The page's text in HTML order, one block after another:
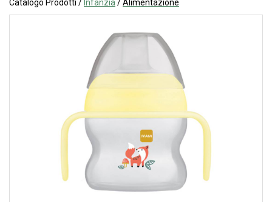
Catalogo Prodotti / Infanzia /Alimentazione